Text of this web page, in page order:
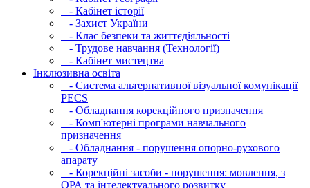
- Кабінет історії
- Захист України
- Клас безпеки та життєдіяльності
- Трудове навчання (Технології)
- Кабінет мистецтва
Інклюзивна освіта
- Система альтернативної візуальної комунікації
PECS
- Обладнання корекційного призначення
- Комп'ютерні програми навчального
призначення
- Обладнання - порушення опорно-рухового
апарату
- Корекційні засоби - порушення: мовлення, з
ОРА та інтелектуального розвитку